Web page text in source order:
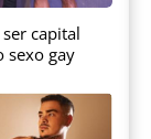
capital
sexo gay